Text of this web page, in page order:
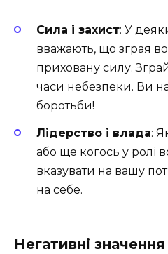
Сила і захист: У
вважають, що зграя
приховану силу.
часи небезпеки. Ви
боротьби!
Лідерство і влада:
або ще когось у ролі
вказувати на вашу
на себе.
Негативні значення